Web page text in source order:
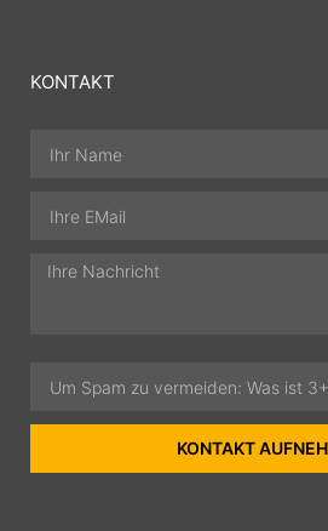
KONTAKT
KONTAKT
SEHR
4,91 /